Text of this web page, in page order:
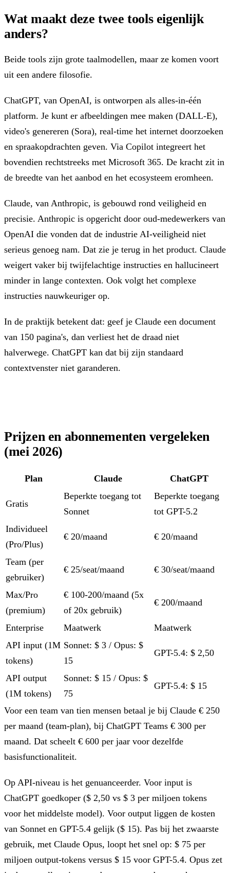
Wat maakt deze twee tools eigenlijk
anders?
Beide tools zijn grote taalmodellen, maar ze komen voort
uit een andere filosofie.
ChatGPT, van OpenAI, is ontworpen als alles-in-één
platform. Je kunt er afbeeldingen mee maken (DALL-E),
video's genereren (Sora), real-time het internet doorzoeken
en spraakopdrachten geven. Via Copilot integreert het
bovendien rechtstreeks met Microsoft 365. De kracht zit in
de breedte van het aanbod en het ecosysteem eromheen.
Claude, van Anthropic, is gebouwd rond veiligheid en
precisie. Anthropic is opgericht door oud-medewerkers van
OpenAI die vonden dat de industrie AI-veiligheid niet
serieus genoeg nam. Dat zie je terug in het product. Claude
weigert vaker bij twijfelachtige instructies en hallucineert
minder in lange contexten. Ook volgt het complexe
instructies nauwkeuriger op.
In de praktijk betekent dat: geef je Claude een document
van 150 pagina's, dan verliest het de draad niet
halverwege. ChatGPT kan dat bij zijn standaard
contextvenster niet garanderen.
Prijzen en abonnementen vergeleken
(mei 2026)
Plan Claude ChatGPT
Gratis
Beperkte toegang tot
Sonnet
Beperkte toegang
tot GPT-5.2
Individueel
(Pro/Plus)
€ 20/maand € 20/maand
Team (per
gebruiker)
€ 25/seat/maand € 30/seat/maand
Max/Pro
(premium)
€ 100-200/maand (5x
of 20x gebruik)
€ 200/maand
Enterprise Maatwerk
Maatwerk
API input (1M
tokens)
Sonnet: $ 3 / Opus: $
15
GPT-5.4: $ 2,50
API output
(1M tokens)
Sonnet: $ 15 / Opus: $
75
GPT-5.4: $ 15
Voor een team van tien mensen betaal je bij Claude € 250
per maand (team-plan), bij ChatGPT Teams € 300 per
maand. Dat scheelt € 600 per jaar voor dezelfde
basisfunctionaliteit.
Op API-niveau is het genuanceerder. Voor input is
ChatGPT goedkoper ($ 2,50 vs $ 3 per miljoen tokens
voor het middelste model). Voor output liggen de kosten
van Sonnet en GPT-5.4 gelijk ($ 15). Pas bij het zwaarste
gebruik, met Claude Opus, loopt het snel op: $ 75 per
miljoen output-tokens versus $ 15 voor GPT-5.4. Opus zet